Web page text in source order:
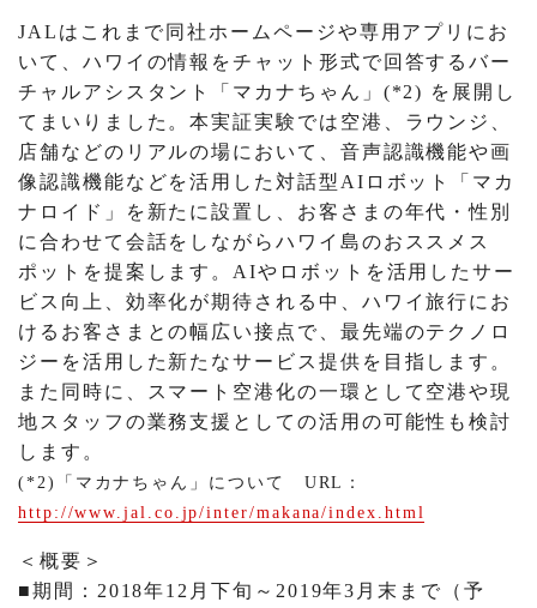
JALはこれまで同社ホームページや専用アプリにお
いて、ハワイの情報をチャット形式で回答するバー
チャルアシスタント「マカナちゃん」(*2) を展開し
てまいりました。本実証実験では空港、ラウンジ、
店舗などのリアルの場において、音声認識機能や画
像認識機能などを活用した対話型AIロボット「マカ
ナロイド」を新たに設置し、お客さまの年代・性別
に合わせて会話をしながらハワイ島のおススメス
ポットを提案します。AIやロボットを活用したサー
ビス向上、効率化が期待される中、ハワイ旅行にお
けるお客さまとの幅広い接点で、最先端のテクノロ
ジーを活用した新たなサービス提供を目指します。
また同時に、スマート空港化の一環として空港や現
地スタッフの業務支援としての活用の可能性も検討
します。
(*2)「マカナちゃん」について URL：
http://www.jal.co.jp/inter/makana/index.html
＜概要＞
■期間：2018年12月下旬～2019年3月末まで（予